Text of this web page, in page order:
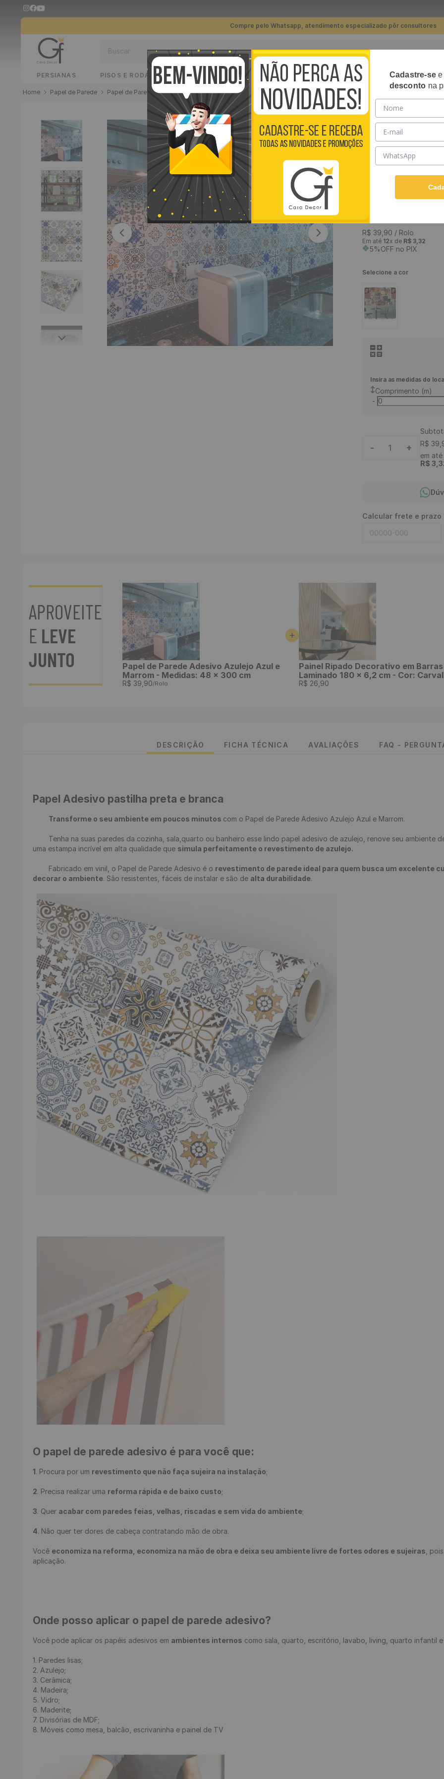
Compre pelo Whatsapp, atendimento especializado pôr consultores
PERSIANAS PISOS E RODAPÉS PAINÉIS RIPADOS PLACAS 3D PAPÉIS DE PAREDE
Papel de Parede Papel de Parede Adesivo Papel de Parede Adesivo Azulejo Azul e Marrom - Medidas: 48 x 300 cm
PAPEL DE
MEDIDAS: 48 X
1
O papel de parede
a decoração de
tipo de revestimento
padrões clássicos até
R$ 39 90 / Rolo
Em até 12x de R$ 3,32
5%OFF no PIX
Selecione a cor
Insira as medidas do
Comprimento (m)
-
- 1 +
R$ 39
em até
R$ 3
Calcular frete e prazo
APROVEITE
E LEVE
JUNTO
Papel de Parede Adesivo Azulejo Azul e
Marrom - Medidas: 48 x 300 cm
R$ 39 90/Rolo
Painel Ripado Decorativo em
Laminado 180 x 6,2 cm - Cor:
R$ 26 90
DESCRIÇÃO FICHA TÉCNICA AVALIAÇÕES FAQ -
Papel Adesivo pastilha preta e branca
Transforme o seu ambiente em poucos minutos com o Papel de Parede Adesivo Azulejo Azul e Marrom.
	Tenha na suas paredes da
cozinha sala quarto ou banheiro esse lindo papel adesivo de azulejo, renove seu ambiente
uma estampa incrível em alta qualidade que simula perfeitamente o revestimento de azulejo.
	Fabricado em vinil, o
Papel de Parede Adesivo é o revestimento de parede ideal para quem busca um excelente
decorar o ambiente. São resistentes, fáceis de instalar e são de alta durabilidade
O papel de parede adesivo é para você que:
1. Procura por um revestimento que não faça sujeira na instalação;
2. Precisa realizar uma reforma rápida e de baixo custo;
3. Quer acabar com paredes feias, velhas, riscadas e sem vida do ambiente;
4. Não quer ter dores de cabeça contratando mão de obra.
Você economiza na reforma, economiza na mão de obra e deixa seu ambiente livre de fortes odores e sujeiras ,
Onde posso aplicar o papel de parede adesivo?
Você pode aplicar os papéis adesivos em ambientes internos como sala, quarto, escritório, lavabo, living, quarto infantil
1. Paredes lisas;
2. Azulejo;
3. Cerâmica;
4. Madeira;
5. Vidro;
6. Maderite;
7. Divisórias de MDF;
8. Móveis como mesa, balcão, escrivaninha e painel de TV
TERMOS MAIS BUSCADOS
1º piso
2º banheiro
3º
quarto
5º
º
papel parede
9º piso vinílico
10 º piso vinílico click
Cadastre-see
desconto na